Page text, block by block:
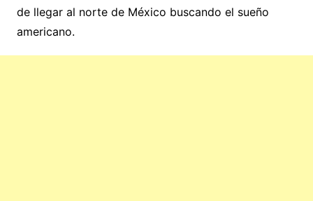
de llegar al norte de México buscando el sueño
americano.